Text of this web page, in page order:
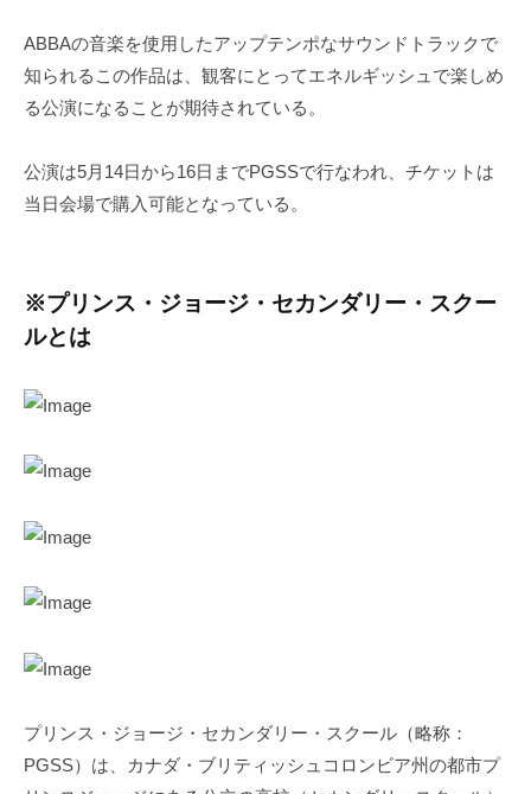
ABBAの音楽を使用したアップテンポなサウンドトラックで
知られるこの作品は、観客にとってエネルギッシュで楽しめ
る公演になることが期待されている。
公演は5月14日から16日までPGSSで行なわれ、チケットは
当日会場で購入可能となっている。
※プリンス・ジョージ・セカンダリー・スクー
ルとは
プリンス・ジョージ・セカンダリー・スクール（略称：
PGSS）は、カナダ・ブリティッシュコロンビア州の都市プ